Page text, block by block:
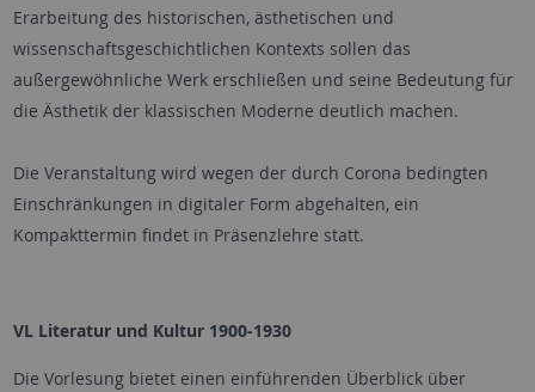
Erarbeitung des historischen, ästhetischen und
wissenschaftsgeschichtlichen Kontexts sollen das
außergewöhnliche Werk erschließen und seine Bedeutung für
die Ästhetik der klassischen Moderne deutlich machen.
Die Veranstaltung wird wegen der durch Corona bedingten
Einschränkungen in digitaler Form abgehalten, ein
Kompakttermin findet in Präsenzlehre statt.
VL Literatur und Kultur 1900-1930
Die Vorlesung bietet einen einführenden Überblick über